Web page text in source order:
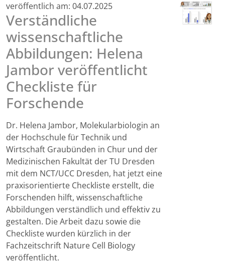
veröffentlich am: 04.07.2025
Verständliche
wissenschaftliche
Abbildungen: Helena
Jambor veröffentlicht
Checkliste für
Forschende
Dr. Helena Jambor, Molekularbiologin an
der Hochschule für Technik und
Wirtschaft Graubünden in Chur und der
Medizinischen Fakultät der TU Dresden
mit dem NCT/UCC Dresden, hat jetzt eine
praxisorientierte Checkliste erstellt, die
Forschenden hilft, wissenschaftliche
Abbildungen verständlich und effektiv zu
gestalten. Die Arbeit dazu sowie die
Checkliste wurden kürzlich in der
Fachzeitschrift Nature Cell Biology
veröffentlicht.